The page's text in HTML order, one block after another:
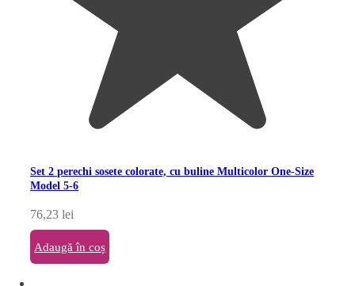
Set 2 perechi sosete colorate, cu buline Multicolor One-Size
Model 5-6
76,23lei
Adaugă în coș